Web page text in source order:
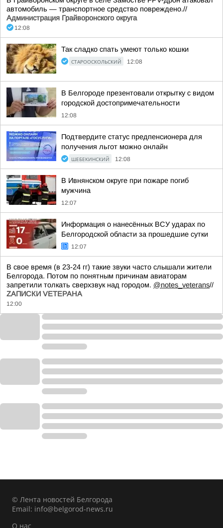
автомобиль — транспортное средство повреждено.//
Администрация Грайворонского округа
12:08
Так сладко спать умеют только кошки
СТАРООСКОЛЬСКИЙ 12:08
В Белгороде презентовали открытку с видом
городской достопримечательности
12:08
Подтвердите статус предпенсионера для
получения льгот можно онлайн
ШЕБЕКИНСКИЙ 12:08
В Ивнянском округе при пожаре погиб
мужчина
12:07
Информация о нанесённых ВСУ ударах по
Белгородской области за прошедшие сутки
12:07
В свое время (в 23-24 гг) такие звуки часто слышали жители
Белгорода. Потом по понятным причинам авиаторам
запретили толкать сверхзвук над городом. @notes_veterans//
ZАПИСКИ VЕТЕРАНА
12:00
© Лента новостей Белгорода
Email: info@belgorod-news.ru
О нас